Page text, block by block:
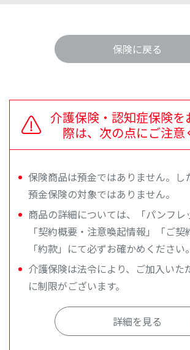
保険に戻る
介護保険・認知症保険を
際は、次の点にご注意
保険商品は預金ではありません。し
預金保険の対象ではありません。
商品の詳細については、「パンフレ
「契約概要・注意喚起情報」「ご契
「約款」にて必ずお確かめください。
介護保険は法令により、ご加入いた
に制限がございます。
詳細を見る